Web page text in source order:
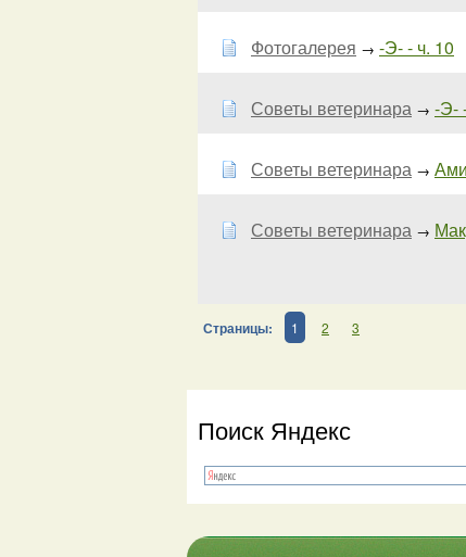
Фотогалерея → -Э- - ч. 10
Советы ветеринара → -Э-
Советы ветеринара →
Советы ветеринара →
Страницы: 1 2 3
Поиск Яндекс